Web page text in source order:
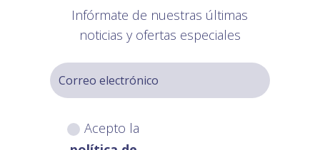
Infórmate de nuestras últimas
noticias y ofertas especiales
Acepto la